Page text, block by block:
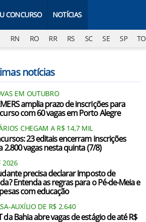
CONCURSO NOTÍCIAS
RN RO RR RS SC SE SP TO
notícias
EM OUTUBRO
amplia prazo de inscrições para
com 60 vagas em Porto Alegre
CHEGAM A R$ 14,7 MIL
23 editais encerram inscrições
2.800 vagas nesta quinta (7/8)
2026
precisa declarar Imposto de
Entenda as regras para o Pé-de-Meia e
com educação
AUXÍLIO DE R$ 2.640
da Bahia abre vagas de estágio de até R$